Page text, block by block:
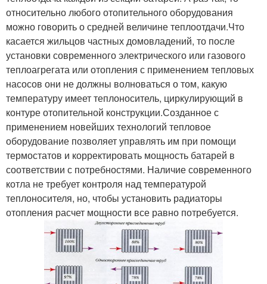
относительно любого отопительного оборудования
можно говорить о средней величине теплоотдачи.Что
касается жильцов частных домовладений, то после
установки современного электрического или газового
теплоагрегата или отопления с применением тепловых
насосов они не должны волноваться о том, какую
температуру имеет теплоноситель, циркулирующий в
контуре отопительной конструкции.Созданное с
применением новейших технологий тепловое
оборудование позволяет управлять им при помощи
термостатов и корректировать мощность батарей в
соответствии с потребностями. Наличие современного
котла не требует контроля над температурой
теплоносителя, но, чтобы установить радиаторы
отопления расчет мощности все равно потребуется.